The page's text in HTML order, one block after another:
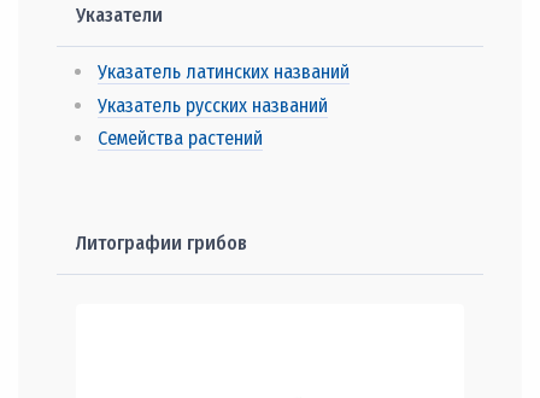
Указатели
Указатель латинских названий
Указатель русских названий
Семейства растений
Литографии грибов